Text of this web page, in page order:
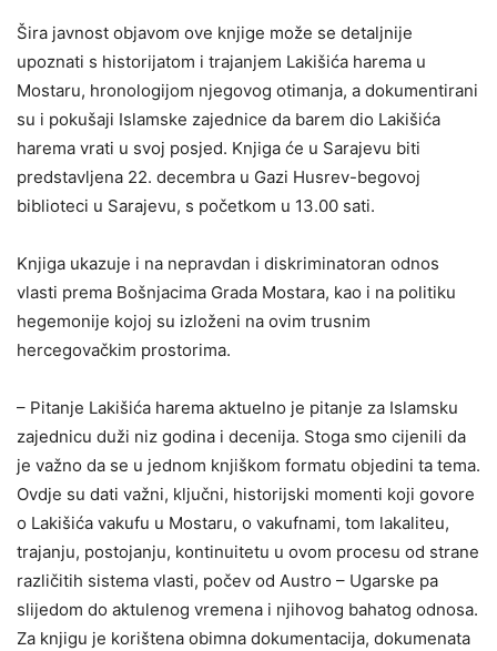
Šira javnost objavom ove knjige može se detaljnije
upoznati s historijatom i trajanjem Lakišića harema u
Mostaru, hronologijom njegovog otimanja, a dokumentirani
su i pokušaji Islamske zajednice da barem dio Lakišića
harema vrati u svoj posjed. Knjiga će u Sarajevu biti
predstavljena 22. decembra u Gazi Husrev-begovoj
biblioteci u Sarajevu, s početkom u 13.00 sati.
Knjiga ukazuje i na nepravdan i diskriminatoran odnos
vlasti prema Bošnjacima Grada Mostara, kao i na politiku
hegemonije kojoj su izloženi na ovim trusnim
hercegovačkim prostorima.
– Pitanje Lakišića harema aktuelno je pitanje za Islamsku
zajednicu duži niz godina i decenija. Stoga smo cijenili da
je važno da se u jednom knjiškom formatu objedini ta tema.
Ovdje su dati važni, ključni, historijski momenti koji govore
o Lakišića vakufu u Mostaru, o vakufnami, tom lakaliteu,
trajanju, postojanju, kontinuitetu u ovom procesu od strane
različitih sistema vlasti, počev od Austro – Ugarske pa
slijedom do aktulenog vremena i njihovog bahatog odnosa.
Za knjigu je korištena obimna dokumentacija, dokumenata